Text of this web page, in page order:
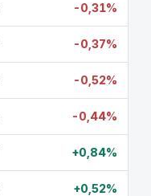
-0,31%
-0,37%
-0,52%
-0,44%
+0,84%
+0,52%